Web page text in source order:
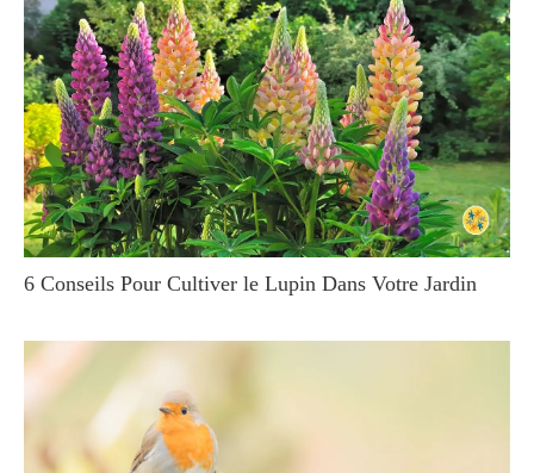
6 Conseils Pour Cultiver le Lupin Dans Votre Jardin